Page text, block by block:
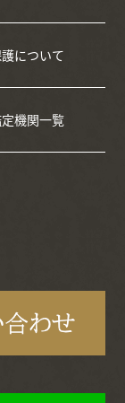
について
機関一覧